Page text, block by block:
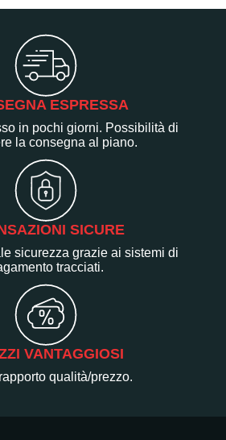
ESPRESSA
in pochi giorni. Possibilità di
la consegna al piano.
SICURE
sicurezza grazie ai sistemi di
tracciati.
VANTAGGIOSI
qualità/prezzo.